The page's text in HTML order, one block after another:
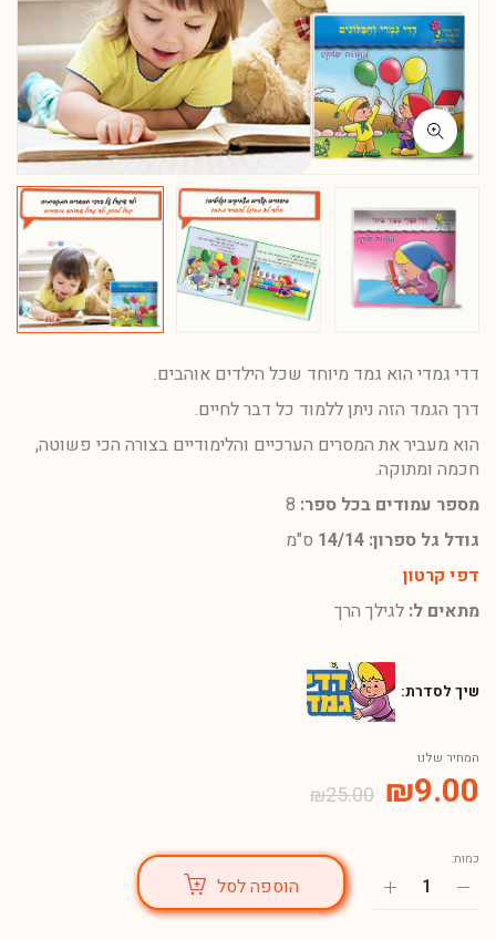
דדי גמדי הוא גמד מיוחד שכל הילדים אוהבים.
דרך הגמד הזה ניתן ללמוד כל דבר לחיים.
הוא מעביר את המסרים הערכיים והלימודיים בצורה הכי פשוטה,
חכמה ומתוקה.
מספר עמודים בכל ספר:
גודל גל ספרון: 14/14
ס"מ
דפי קרטון
מתאים ל: לגילך הרך
שיך לסדרת:
המחיר שלנו
₪25.00 ₪9.00
כמות:
הוספה לסל